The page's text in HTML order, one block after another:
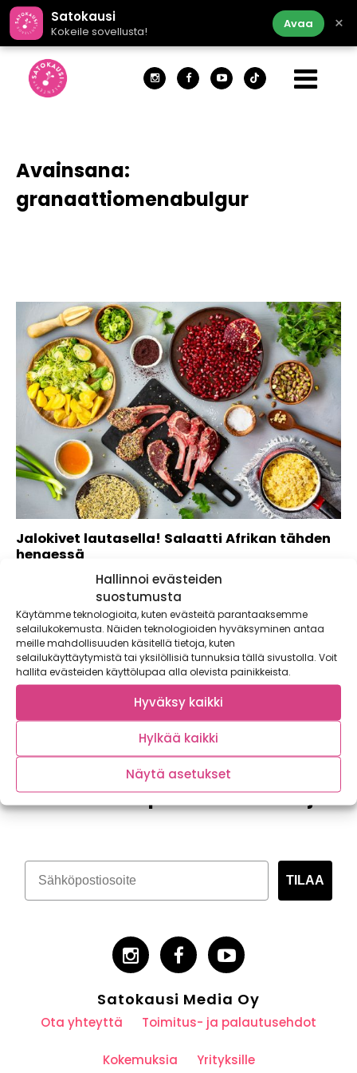
Hallinnoi evästeiden
suostumusta
Käytämme teknologioita, kuten evästeitä parantaaksemme
selailukokemusta. Näiden teknologioiden hyväksyminen antaa
meille mahdollisuuden käsitellä tietoja, kuten
selailukäyttäytymistä tai yksilöllisiä tunnuksia tällä sivustolla. Voit
hallita evästeiden käyttölupaa alla olevista painikkeista.
Hyväksy kaikki
Hylkää kaikki
Näytä asetukset
Satokausi
Kokeile sovellusta!
Avaa ×
Avainsana:
granaattiomenabulgur
Jalokivet lautasella! Salaatti Afrikan tähden
hengessä
Marraskuun satokauden kasviksista valokeilaan pääsee
rubiinin punainen granaattiomena, josta syntyy ihanan
värikäs ja mehukas...
Tilaa kasvispitoinen uutiskirje
TILAA
Satokausi Media Oy
Ota yhteyttä Toimitus- ja palautusehdot
Kokemuksia Yrityksille